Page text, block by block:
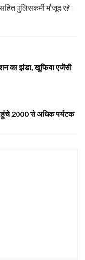
पुलिसकर्मी मौजूद रहे।
का झंडा, खुफिया एजेंसी
2000 से अधिक पर्यटक